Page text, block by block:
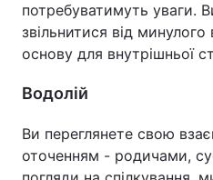
потребуватимуть уваги.
звільнитися від минулого
основу для внутрішньої
Водолій
Ви переглянете свою
оточенням - родичами,